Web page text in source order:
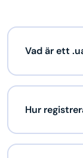
Vad är ett
Hur